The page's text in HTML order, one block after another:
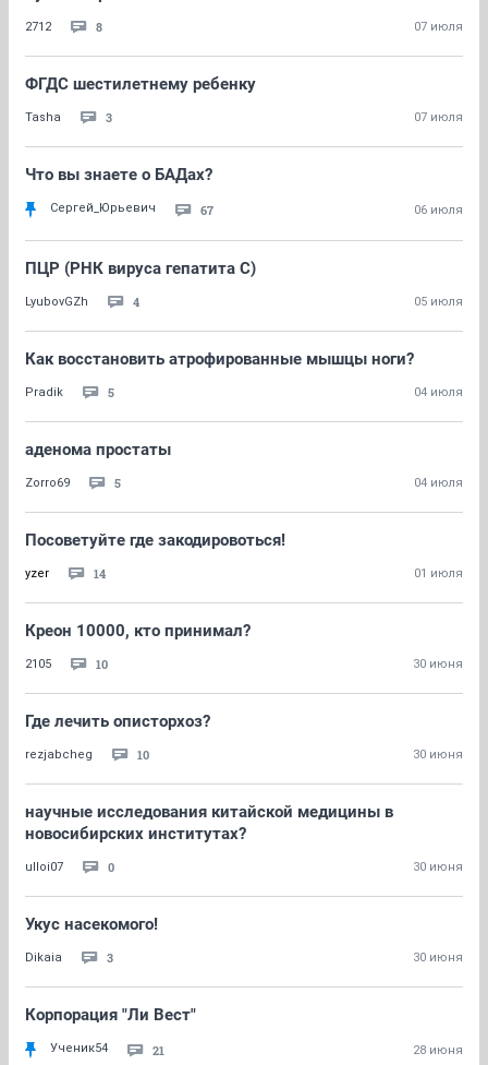
2712 8 07 июля
ФГДС шестилетнему ребенку
Tasha 3 07 июля
Что вы знаете о БАДах?
Сергей_Юрьевич 67 06 июля
ПЦР (РНК вируса гепатита С)
LyubovGZh 4 05 июля
Как восстановить атрофированные мышцы ноги?
Pradik 5 04 июля
аденома простаты
Zorro69 5 04 июля
Посоветуйте где закодировоться!
yzer 14 01 июля
Креон 10000, кто принимал?
2105 10 30 июня
Где лечить описторхоз?
rezjabcheg 10 30 июня
научные исследования китайской медицины в
новосибирских институтах?
ulloi07 0 30 июня
Укус насекомого!
Dikaia 3 30 июня
Корпорация "Ли Вест"
Ученик54 21 28 июня